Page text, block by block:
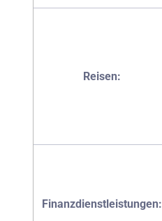
Reisen:
Finanzdienstleistungen: